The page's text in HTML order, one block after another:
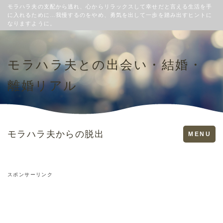
モラハラ夫の支配から逃れ、心からリラックスして幸せだと言える生活を手
に入れるために…我慢するのをやめ、勇気を出して一歩を踏み出すヒントに
なりますように。
モラハラ夫との出会い・結婚・
離婚リアル
Toggle
navigation
MENU
モラハラ夫からの脱出
スポンサーリンク